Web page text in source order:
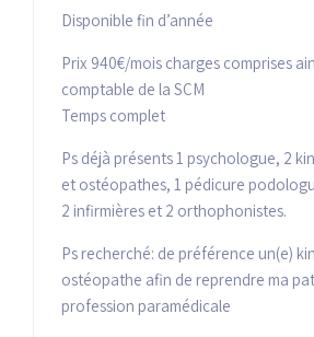
Disponible fin d’année
Prix 940€/mois charges comprises
comptable de la SCM
Temps complet
Ps déjà présents 1 psychologue, 2
et ostéopathes, 1 pédicure
2 infirmières et 2 orthophonistes.
Ps recherché: de préférence un(e)
ostéopathe afin de reprendre ma
profession paramédicale